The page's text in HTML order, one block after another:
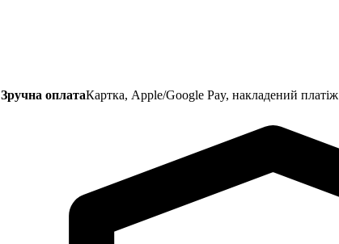
Зручна оплатаКартка, Apple/Google Pay, накладений платіж